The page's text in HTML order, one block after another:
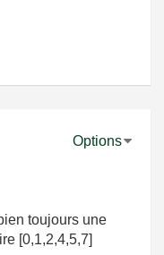
Options
toujours une
[0,1,2,4,5,7]